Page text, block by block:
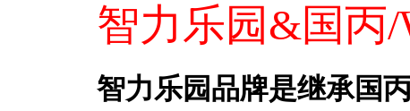
智力乐园&国丙/
智力乐园品牌是继承国